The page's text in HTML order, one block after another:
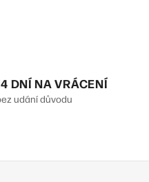
DNÍ NA VRÁCENÍ
udání důvodu